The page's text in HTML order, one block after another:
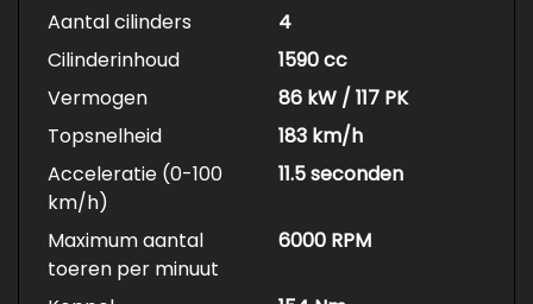
Aantal cilinders
4
Cilinderinhoud
1590 cc
Vermogen
86 kW / 117 PK
Topsnelheid
183 km/h
Acceleratie (0-100
km/h)
11.5 seconden
Maximum aantal
toeren per minuut
6000 RPM